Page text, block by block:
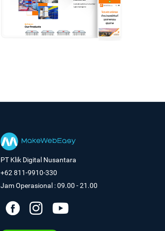
PT Klik Digital Nusantara
+62 811-9910-330
Jam Operasional : 09.00 - 21.00